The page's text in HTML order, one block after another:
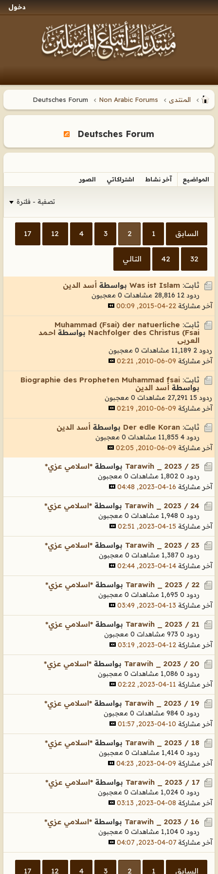
دخول
المنتدى Non Arabic Forums
Deutsches Forum
المواضيع آخر نشاط اشتراكاتي الصور
تصفية - فلترة
السابق 1
2
3
4
12
17
32
42 التالي
ثابت: Was ist Islam بواسطة أسد الدين
ردود 12 28,816 مشاهدات
0 معجبون
آخر مشاركة 22-04-2015, 00:09
ثابت: Muhammad (Fsai) der natuerliche
Nachfolger des Christus (Fsai بواسطة احمد
العربى
ردود 2 11,189 مشاهدات
0 معجبون
آخر مشاركة 09-06-2010, 02:21
ثابت: Biographie des Propheten Muhammad fsai
بواسطة أسد الدين
ردود 15 27,291 مشاهدات
0 معجبون
آخر مشاركة 09-06-2010, 02:19
ثابت: Der edle Koran بواسطة أسد الدين
ردود 4 11,855 مشاهدات
0 معجبون
آخر مشاركة 09-06-2010, 02:05
Tarawih _ 2023 / 25 بواسطة *اسلامي عزي*
ردود 0 1,802 مشاهدات
0 معجبون
آخر مشاركة 16-04-2023, 04:48
Tarawih _ 2023 / 24 بواسطة *اسلامي عزي*
ردود 0 1,948 مشاهدات
0 معجبون
آخر مشاركة 15-04-2023, 02:51
Tarawih _ 2023 / 23 بواسطة *اسلامي عزي*
ردود 0 1,387 مشاهدات
0 معجبون
آخر مشاركة 14-04-2023, 02:44
Tarawih _ 2023 / 22 بواسطة *اسلامي عزي*
ردود 0 1,695 مشاهدات
0 معجبون
آخر مشاركة 13-04-2023, 03:49
Tarawih _ 2023 / 21 بواسطة *اسلامي عزي*
ردود 0 973 مشاهدات
0 معجبون
آخر مشاركة 12-04-2023, 03:19
Tarawih _ 2023 / 20 بواسطة *اسلامي عزي*
ردود 0 1,086 مشاهدات
0 معجبون
آخر مشاركة 11-04-2023, 02:22
Tarawih _ 2023 / 19 بواسطة *اسلامي عزي*
ردود 0 984 مشاهدات
0 معجبون
آخر مشاركة 10-04-2023, 01:57
Tarawih _ 2023 / 18 بواسطة *اسلامي عزي*
ردود 0 1,414 مشاهدات
0 معجبون
آخر مشاركة 09-04-2023, 04:23
Tarawih _ 2023 / 17 بواسطة *اسلامي عزي*
ردود 0 1,024 مشاهدات
0 معجبون
آخر مشاركة 08-04-2023, 03:13
Tarawih _ 2023 / 16 بواسطة *اسلامي عزي*
ردود 0 1,104 مشاهدات
0 معجبون
آخر مشاركة 07-04-2023, 04:07
السابق 1
2
3
4
12
17